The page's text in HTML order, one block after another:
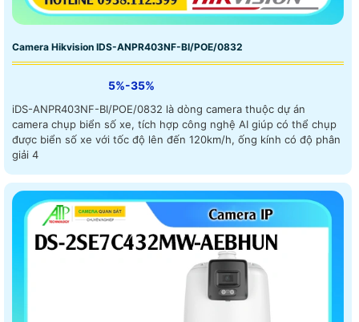
Camera Hikvision IDS-ANPR403NF-BI/POE/0832
5%-35%
iDS-ANPR403NF-BI/POE/0832 là dòng camera thuộc dự án
camera chụp biển số xe, tích hợp công nghệ AI giúp có thể chụp
được biển số xe với tốc độ lên đến 120km/h, ống kính có độ phân
giải 4